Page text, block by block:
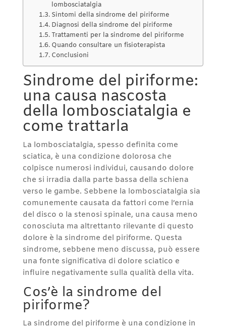
lombosciatalgia
Sintomi della sindrome del piriforme
Diagnosi della sindrome del piriforme
Trattamenti per la sindrome del piriforme
Quando consultare un fisioterapista
Conclusioni
Sindrome del piriforme:
una causa nascosta
della lombosciatalgia e
come trattarla
La lombosciatalgia, spesso definita come
sciatica, è una condizione dolorosa che
colpisce numerosi individui, causando dolore
che si irradia dalla parte bassa della schiena
verso le gambe. Sebbene la lombosciatalgia sia
comunemente causata da fattori come l’ernia
del disco o la stenosi spinale, una causa meno
conosciuta ma altrettanto rilevante di questo
dolore è la sindrome del piriforme. Questa
sindrome, sebbene meno discussa, può essere
una fonte significativa di dolore sciatico e
influire negativamente sulla qualità della vita.
Cos’è la sindrome del
piriforme?
La sindrome del piriforme è una condizione in